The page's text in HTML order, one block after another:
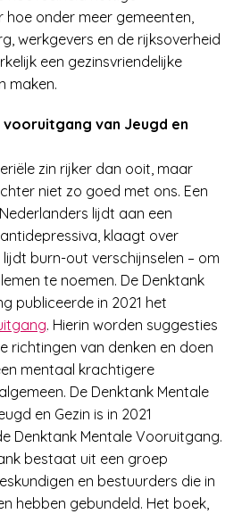
hoe onder meer gemeenten,
werkgevers en de rijksoverheid
een gezinsvriendelijke
maken.
van Jeugd en
zin rijker dan ooit, maar
niet zo goed met ons. Een
lijdt aan een
klaagt over
burn-out verschijnselen – om
te noemen. De Denktank
publiceerde in 2021 het
. Hierin worden suggesties
richtingen van denken en doen
mentaal krachtigere
De Denktank Mentale
en Gezin is in 2021
Denktank Mentale Vooruitgang.
bestaat uit een groep
en bestuurders die in
hebben gebundeld. Het boek,